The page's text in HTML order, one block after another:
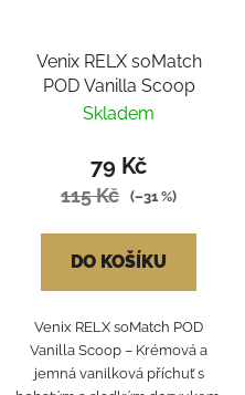
Venix RELX soMatch
POD Vanilla Scoop
Skladem
79 Kč
115 Kč (–31 %)
DO KOŠÍKU
Venix RELX soMatch POD
Vanilla Scoop – Krémová a
jemná vanilková příchuť s